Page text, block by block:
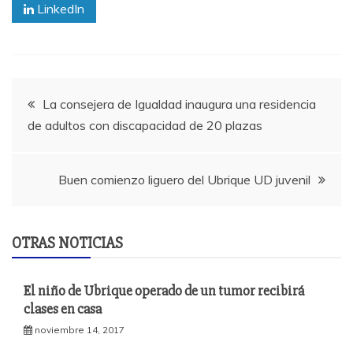
LinkedIn
Navegación
de
entradas
La consejera de Igualdad inaugura una residencia
de adultos con discapacidad de 20 plazas
Buen comienzo liguero del Ubrique UD juvenil
OTRAS NOTICIAS
El niño de Ubrique operado de un tumor recibirá
clases en casa
noviembre 14, 2017